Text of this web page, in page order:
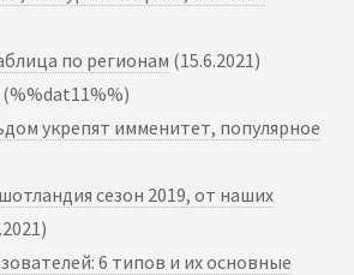
по регионам (15.6.2021)
(%%dat11%%)
укрепят имменитет, популярное
сезон 2019, от наших
6 типов и их основные